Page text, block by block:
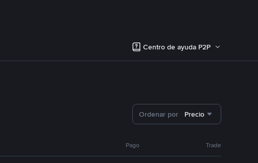
Centro de ayuda P2P
Ordenar por Precio
Pago Trade